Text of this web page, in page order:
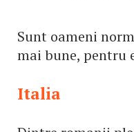
Sunt oameni
mai bune, pentru
Italia